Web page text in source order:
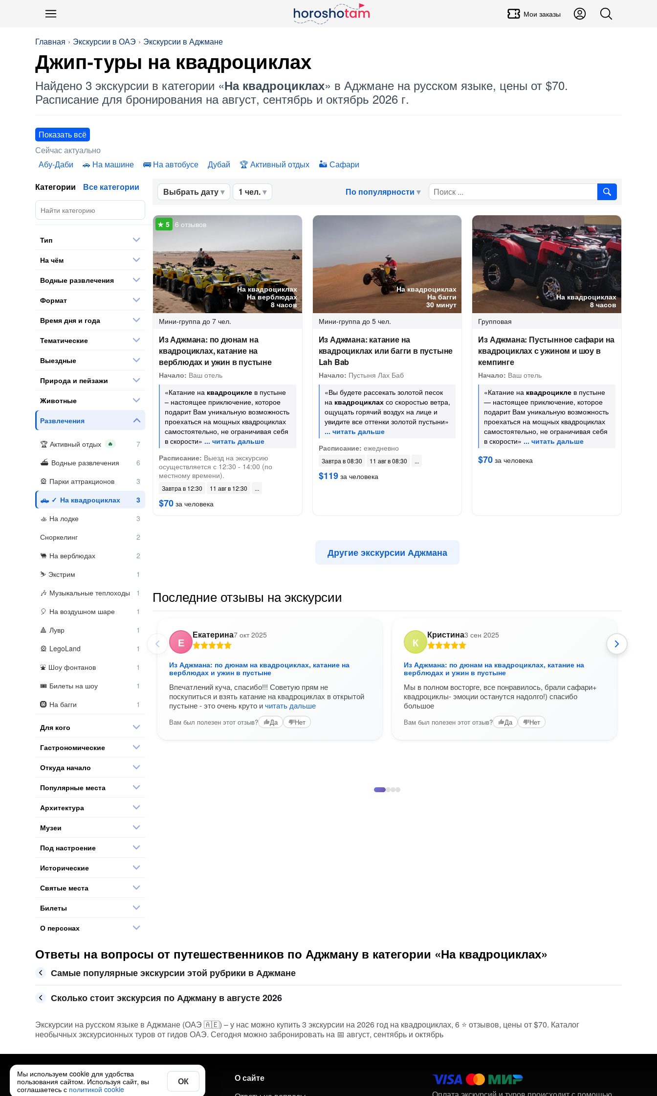
Мои заказы
Главная Экскурсии в ОАЭ Экскурсии в Аджмане
Джип-туры на квадроциклах
Найдено 3 экскурсии в категории «На квадроциклах» в Аджмане на русском языке, цены от $70.
Расписание для бронирования на август, сентябрь и октябрь 2026 г.
Показать всё
Сейчас актуально
Абу-Даби
На машине На автобусе Дубай Активный отдых Сафари
Выбрать дату 1 чел. По популярности
На квадроциклах
На верблюдах
8 часов
6 отзывов
Мини-группа до 7 чел.
Из Аджмана: по дюнам на
квадроциклах, катание на
верблюдах и ужин в пустыне
Начало: Ваш отель
«Катание на квадроцикле в пустыне
– настоящее приключение, которое
подарит Вам уникальную возможность
проехаться на мощных квадроциклах
самостоятельно, не ограничивая себя
в скорости»
Расписание: Выезд на экскурсию
осуществляется с 12:30 - 14:00 (по
местному времени).
Завтра в 12:30 11 авг в 12:30
$70 за человека
На квадроциклах
На багги
30 минут
Мини-группа до 5 чел.
Из Аджмана: катание на
квадроциклах или багги в пустыне
Lah Bab
Начало: Пустыня Лах Баб
«Вы будете рассекать золотой песок
на квадроциклахсо скоростью ветра,
ощущать горячий воздух на лице и
увидите все оттенки золотой пустыни»
Расписание: ежедневно
Завтра в 08:30 11 авг в 08:30
$119за человека
На квадроциклах
8 часов
Групповая
Из Аджмана: Пустынное сафари на
квадроциклах с ужином и шоу в
кемпинге
Начало: Ваш отель
«Катание на квадроцикле в пустыне
— настоящее приключение, которое
подарит Вам уникальную возможность
проехаться на мощных квадроциклах
самостоятельно, не ограничивая себя
в скорости»
$70 за человека
Другие экскурсии Аджмана
Последние отзывы на экскурсии
Е
Екатерина7 окт 2025
Из Аджмана: по дюнам на квадроциклах, катание на
верблюдах и ужин в пустыне
Впечатлений куча, спасибо!!! Советую прям не
поскупиться и взять катание на квадроциклах в открытой
пустыне - это очень круто ичитать дальше
Вам был полезен этот отзыв? Да Нет
К
Кристина3 сен 2025
Из Аджмана: по дюнам на квадроциклах, катание на
верблюдах и ужин в пустыне
Мы в полном восторге, все понравилось, брали сафари+
квадроциклы- эмоции останутся надолго!) спасибо
большое
Вам был полезен этот отзыв? Да Нет
Категории Все категории
Тип
На чём
Водные развлечения
Формат
Время дня и года
Тематические
Выездные
Природа и пейзажи
Животные
Развлечения
Активный отдых 🔥
Водные развлечения
Парки аттракционов
На квадроциклах
На лодке
Сноркелинг
На верблюдах
Экстрим
Музыкальные теплоходы
На воздушном шаре
Лувр
LegoLand
Шоу фонтанов
Билеты на шоу
На багги
Для кого
Гастрономические
Откуда начало
Популярные места
Архитектура
Музеи
Под настроение
Исторические
Святые места
Билеты
О персонах
Ответы на вопросы от путешественников по Аджману в категории «На квадроциклах»
Самые популярные экскурсии этой рубрики в Аджмане
Сколько стоит экскурсия по Аджману в августе 2026
Экскурсии на русском языке в Аджмане (ОАЭ 🇦🇪) – у нас можно купить 3 экскурсии на 2026 год на квадроциклах, 6 ⭐ отзывов, цены от $70. Каталог
необычных экскурсионных туров от гидов ОАЭ. Сегодня можно забронировать на 📅 август, сентябрь и октябрь
Полезно
О сайте
Мы используем cookie для удобства
пользования сайтом. Используя сайт, вы
соглашаетесь с политикой cookie
ОК